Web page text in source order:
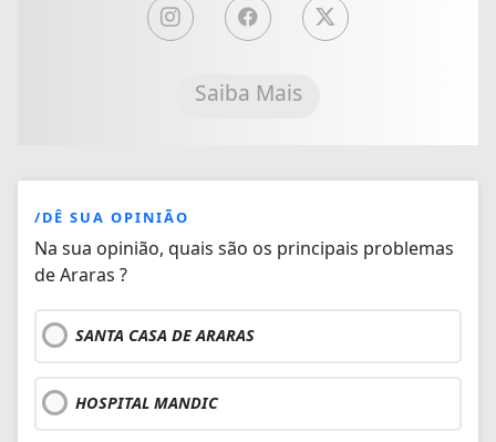
Saiba Mais
/DÊ SUA OPINIÃO
Na sua opinião, quais são os principais problemas
de Araras ?
SANTA CASA DE ARARAS
HOSPITAL MANDIC